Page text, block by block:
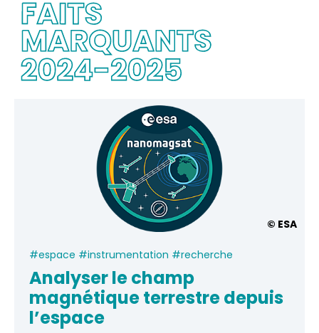
© ESA
#espace #instrumentation #recherche
Analyser le champ
magnétique terrestre depuis
l’espace